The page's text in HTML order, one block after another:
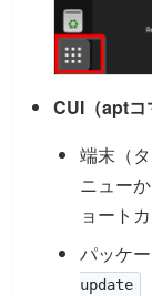
CUI（aptコ
端末（
ニュー
ョート
パッケ
update